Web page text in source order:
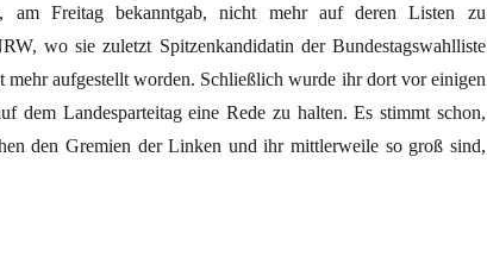
am Freitag bekanntgab, nicht mehr auf deren Listen zu
wo sie zuletzt Spitzenkandidatin der Bundestagswahlliste
mehr aufgestellt worden. Schließlich wurde ihr dort vor einigen
dem Landesparteitag eine Rede zu halten. Es stimmt schon,
den Gremien der Linken und ihr mittlerweile so groß sind,
und das ominöse Neue“